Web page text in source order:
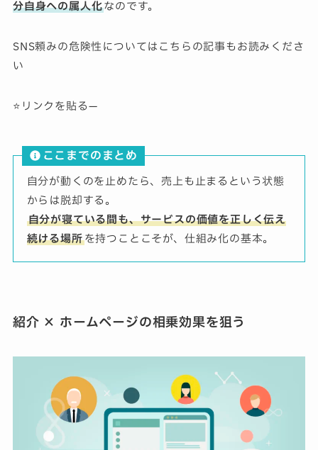
分自身への属人化なのです。
SNS頼みの危険性についてはこちらの記事もお読みくださ
い
⭐️リンクを貼る—
ここまでのまとめ
自分が動くのを止めたら、売上も止まるという状態
からは脱却する。
自分が寝ている間も、サービスの価値を正しく伝え
続ける場所を持つことこそが、仕組み化の基本。
紹介 × ホームページの相乗効果を狙う